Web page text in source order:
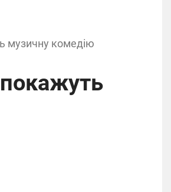
музичну комедію